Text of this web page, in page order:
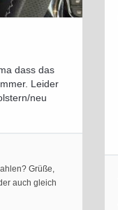
dass das
Leider
neu
Grüße,
auch gleich